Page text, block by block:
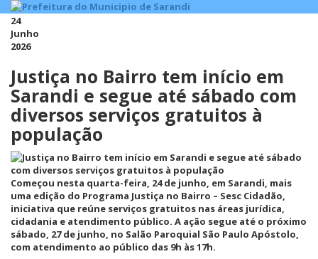
24
Junho
2026
Justiça no Bairro tem início em
Sarandi e segue até sábado com
diversos serviços gratuitos à
população
Começou nesta quarta-feira, 24 de junho, em Sarandi, mais
uma edição do Programa Justiça no Bairro – Sesc Cidadão,
iniciativa que reúne serviços gratuitos nas áreas jurídica,
cidadania e atendimento público. A ação segue até o próximo
sábado, 27 de junho, no Salão Paroquial São Paulo Apóstolo,
com atendimento ao público das 9h às 17h.